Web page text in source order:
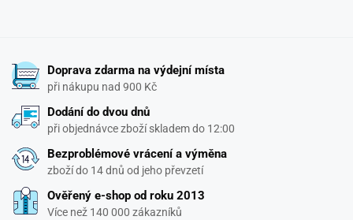
Doprava zdarma na výdejní místa
při nákupu nad 900 Kč
Dodání do dvou dnů
při objednávce zboží skladem do 12:00
Bezproblémové vrácení a výměna
zboží do 14 dnů od jeho převzetí
Ověřený e-shop od roku 2013
Více než 140 000 zákazníků